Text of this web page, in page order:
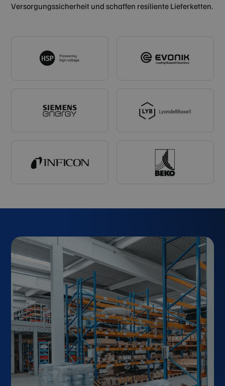
Versorgungssicherheit und schaffen resiliente Lieferketten.